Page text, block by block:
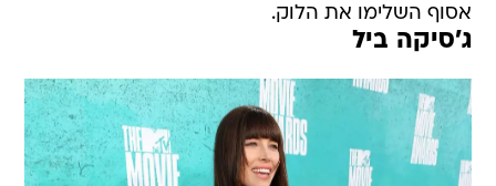
אסוף השלימו את הלוק.
ג'סיקה ביל